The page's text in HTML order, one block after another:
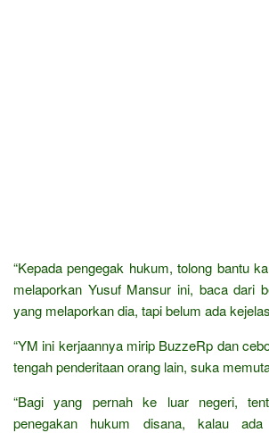
“Kepada pengegak hukum, tolong bantu
melaporkan Yusuf Mansur ini, baca dari
yang melaporkan dia, tapi belum ada
“YM ini kerjaannya mirip BuzzeRp dan
tengah penderitaan orang lain, suka
“Bagi yang pernah ke luar negeri,
penegakan hukum disana, kalau